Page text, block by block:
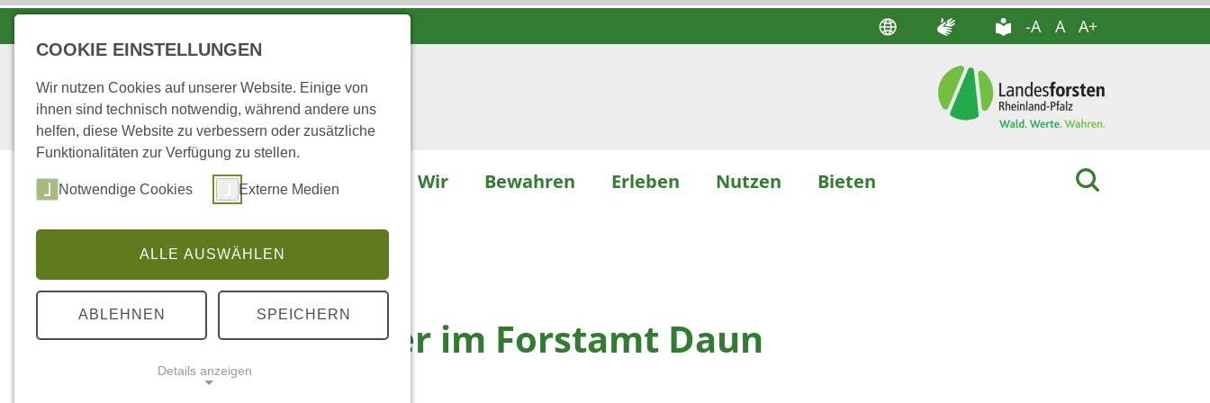
-A A A+
Wald Wir Bewahren Erleben Nutzen Bieten
STARTSEITE ... FORSTREVIER SALMWALD
Ausbildungsrevier im Forstamt Daun
COOKIE EINSTELLUNGEN
Wir nutzen Cookies auf unserer Website. Einige von
ihnen sind technisch notwendig, während andere uns
helfen, diese Website zu verbessern oder zusätzliche
Funktionalitäten zur Verfügung zu stellen.
Notwendige Cookies Externe Medien
ALLE AUSWÄHLEN
ABLEHNEN SPEICHERN
Details anzeigen